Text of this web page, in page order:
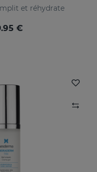
et réhydrate
€